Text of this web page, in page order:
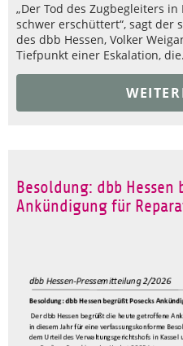
„Der Tod des Zugbegleiters
schwer erschüttert“, sagt der
des dbb Hessen, Volker
Tiefpunkt einer Eskalation,
Besoldung: dbb Hessen
Ankündigung für